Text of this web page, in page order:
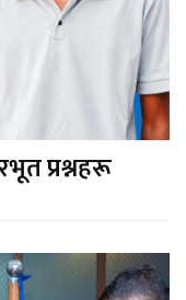
प्रश्नहरू